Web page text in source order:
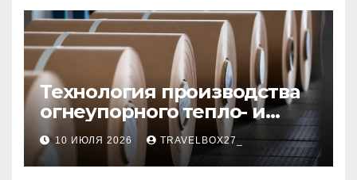
Технология производства
огнеупорного тепло- и
звукоизоляционного
картона из
муллитокремнеземистого
10 ИЮЛЯ 2026 TRAVELBOX27_